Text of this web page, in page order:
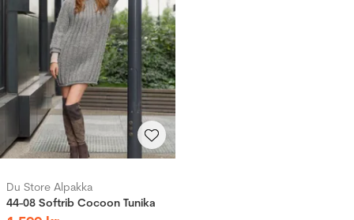
Du Store Alpakka
44-08 Softrib Cocoon Tunika